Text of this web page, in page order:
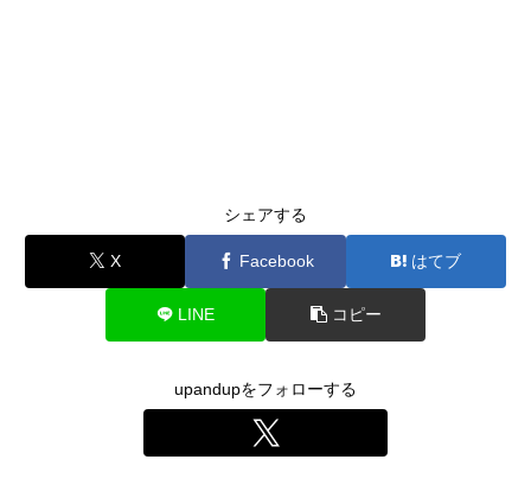
シェアする
X Facebook はてブ
LINE コピー
upandupをフォローする